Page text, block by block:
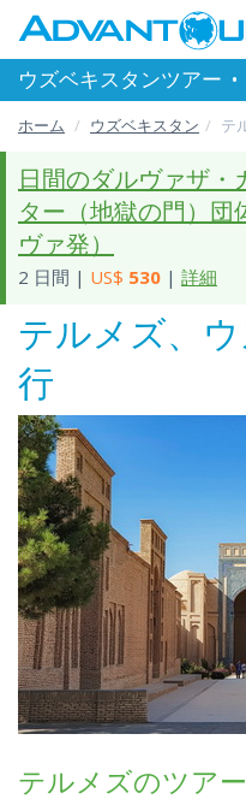
ウズベキスタンツアー •
ホーム ウズベキスタン テ
日間のダルヴァザ・
ター（地獄の門）団
ヴァ発）
2 日間 | US$ 530 | 詳細
テルメズ、
行
テルメズのツア